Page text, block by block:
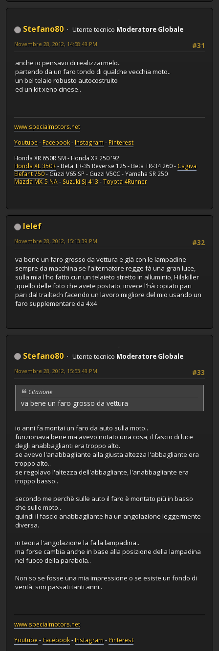
Stefano80 Utente tecnico Moderatore Globale
#31
Novembre 28, 2012, 14:58:48 PM
anche io pensavo di realizzarmelo..
partendo da un faro tondo di qualche vecchia moto..
un bel telaio robusto autocostruito
ed un kit xeno cinese..
www.specialmotors.net
Youtube- Facebook- Instagram- Pinterest
Honda XR 650R SM - Honda XR 250 '92
Honda XL 350R- Beta TR-35 Reverse 125 - Beta TR-34 260 - Cagiva
Elefant 750- Guzzi V65 SP - Guzzi V50C - Yamaha SR 250
Mazda MX-5 NA- Suzuki SJ 413-Toyota 4Runner
lelef
#32
Novembre 28, 2012, 15:13:39 PM
va bene un faro grosso da vettura e già con le lampadine
sempre da macchina se l'alternatore regge fà una gran luce,
sulla mia l'ho fatto cun un telaieto stretto in alluminio, Hilskiller
,quello delle foto che avete postato, invece l'hà copiato pari
pari dal trailtech facendo un lavoro migliore del mio usando un
faro supplementare da 4x4
Stefano80 Utente tecnico Moderatore Globale
#33
Novembre 28, 2012, 15:53:48 PM
Citazione
va bene un faro grosso da vettura
io anni fa montai un faro da auto sulla moto..
funzionava bene ma avevo notato una cosa, il fascio di luce
degli anabbaglianti era troppo alto.
se avevo l'anabbagliante alla giusta altezza l'abbagliante era
troppo alto..
se regolavo l'altezza dell'abbagliante, l'anabbagliante era
troppo basso..
secondo me perchè sulle auto il faro è montato più in basso
che sulle moto..
quindi il fascio anabbagliante ha un angolazione leggermente
diversa.
in teoria l'angolazione la fa la lampadina..
ma forse cambia anche in base alla posizione della lampadina
nel fuoco della parabola..
Non so se fosse una mia impressione o se esiste un fondo di
verità, son passati tanti anni..
www.specialmotors.net
Youtube- Facebook- Instagram- Pinterest